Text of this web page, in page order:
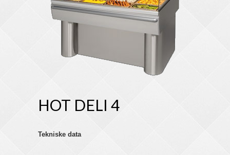
HOT DELI 4
Tekniske data